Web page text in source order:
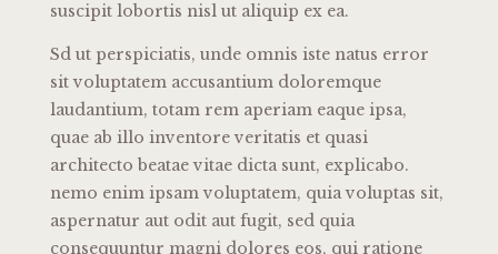
suscipit lobortis nisl ut aliquip ex ea.
Sd ut perspiciatis, unde omnis iste natus error
sit voluptatem accusantium doloremque
laudantium, totam rem aperiam eaque ipsa,
quae ab illo inventore veritatis et quasi
architecto beatae vitae dicta sunt, explicabo.
nemo enim ipsam voluptatem, quia voluptas sit,
aspernatur aut odit aut fugit, sed quia
consequuntur magni dolores eos, qui ratione